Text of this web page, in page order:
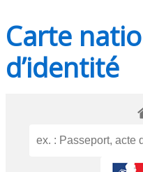
Carte
d’identité